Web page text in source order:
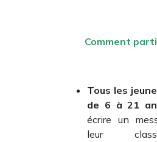
Comment
Tous les
de 6 à 21
écrire un
leur